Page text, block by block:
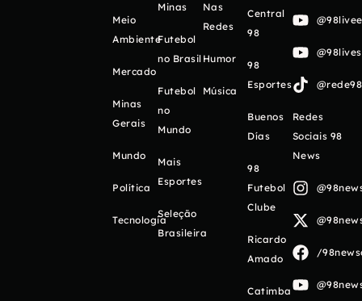
Meio
Ambiente
Mercado
Minas
Gerais
Mundo
Política
Tecnologia
Minas
Futebol
no Brasil
Futebol
no
Mundo
Mais
Esportes
Seleção
Brasileira
Nas
Redes
Humor
Música
Central
98
98
Esportes
Buenos
Días
98
Futebol
Clube
Ricardo
Amado
Catimba
Redes
Sociais 98
News
/